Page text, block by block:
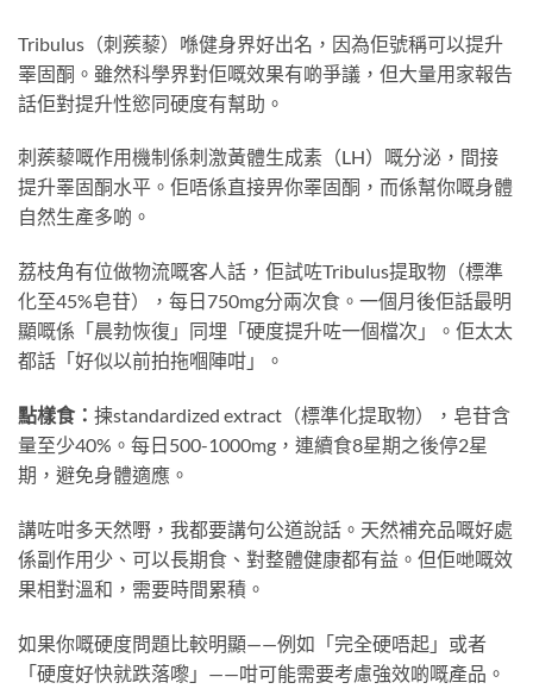
Tribulus（刺蒺藜）喺健身界好出名，因為佢號稱可以提升
睪固酮。雖然科學界對佢嘅效果有啲爭議，但大量用家報告
話佢對提升性慾同硬度有幫助。
刺蒺藜嘅作用機制係刺激黃體生成素（LH）嘅分泌，間接
提升睪固酮水平。佢唔係直接畀你睪固酮，而係幫你嘅身體
自然生產多啲。
荔枝角有位做物流嘅客人話，佢試咗Tribulus提取物（標準
化至45%皂苷），每日750mg分兩次食。一個月後佢話最明
顯嘅係「晨勃恢復」同埋「硬度提升咗一個檔次」。佢太太
都話「好似以前拍拖嗰陣咁」。
點樣食： 揀standardized extract（標準化提取物），皂苷含
量至少40%。每日500-1000mg，連續食8星期之後停2星
期，避免身體適應。
講咗咁多天然嘢，我都要講句公道說話。天然補充品嘅好處
係副作用少、可以長期食、對整體健康都有益。但佢哋嘅效
果相對溫和，需要時間累積。
如果你嘅硬度問題比較明顯——例如「完全硬唔起」或者
「硬度好快就跌落嚟」——咁可能需要考慮強效啲嘅產品。